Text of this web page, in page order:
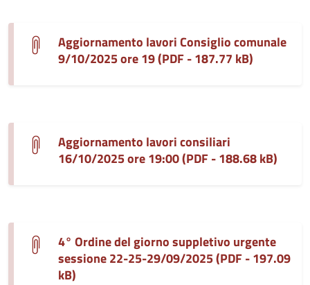
Aggiornamento lavori Consiglio comunale
9/10/2025 ore 19 (PDF - 187.77 kB)
Aggiornamento lavori consiliari
16/10/2025 ore 19:00 (PDF - 188.68 kB)
4° Ordine del giorno suppletivo urgente
sessione 22-25-29/09/2025 (PDF - 197.09
kB)